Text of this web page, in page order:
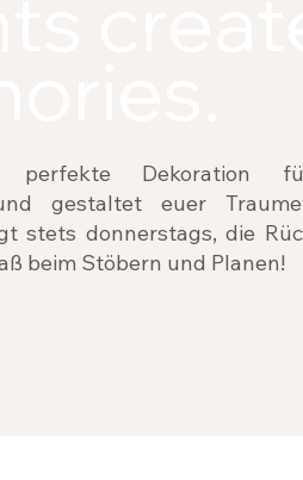
perfekte Dekoration
gestaltet euer
stets donnerstags, die
beim Stöbern und Planen!